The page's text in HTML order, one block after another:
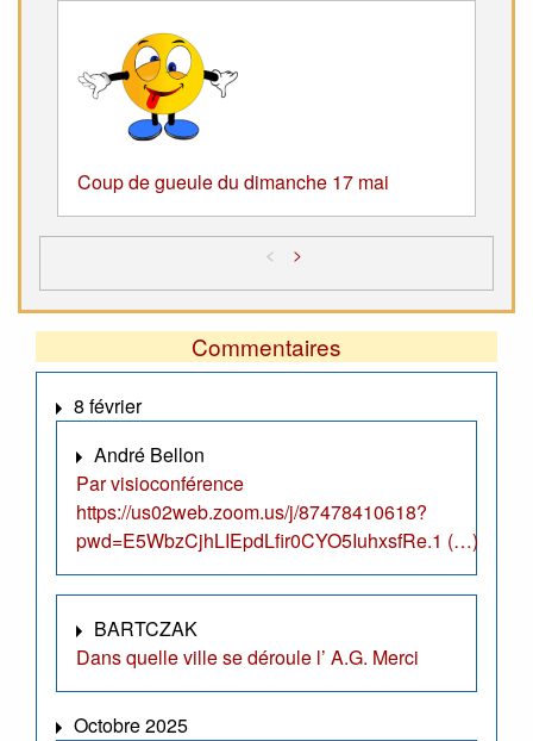
Coup de gueule du dimanche 17 mai
< >
Commentaires
8 février
André Bellon
Par visioconférence
https://us02web.zoom.us/j/87478410618?
pwd=E5WbzCjhLIEpdLfir0CYO5IuhxsfRe.1 (…)
BARTCZAK
Dans quelle ville se déroule l’ A.G. Merci
Octobre 2025